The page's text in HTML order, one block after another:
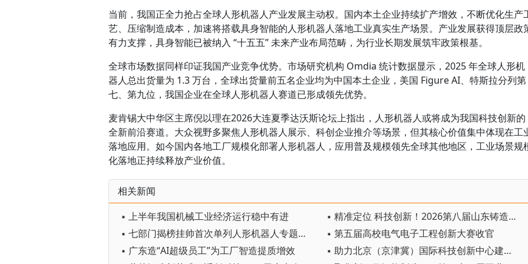
当前，我国正全力抢占全球人形机器人产业发展主动权。国内本土企业持续扩产增效，不断优化生产
艺、压缩制造成本，加速将搭载具身智能的人形机器人落地工业真实生产场景。产业发展获得顶层政
有力支撑，具身智能已被纳入 “十五五” 未来产业布局范畴，为行业长期发展筑牢政策根基。
全球市场数据同样印证我国产业竞争优势。市场研究机构 Omdia 统计数据显示，2025 年全球人形机
器人总出货量为 1.3 万台，全球出货量前五名企业均为中国本土企业，美国 Figure AI、特斯拉分列第
七、第九位，我国企业在全球人形机器人赛道已形成领先优势。
麦肯锡大中华区主席倪以理在2026大连夏季达沃斯论坛上指出，人形机器人或将成为我国科技创新的
全新前沿赛道。大众视野多聚焦人形机器人展示、科创企业推介等场景，但其核心价值集中体现在工
落地应用。如今国内各地工厂规模化部署人形机器人，应用普及规模领先全球其他地区，工业场景规
化落地正持续释放产业价值。
相关新闻
▪ 上半年我国机械工业经济运行稳中有进
▪ 精准定位 科技创新！2026第八届山东铸造工业展览会在青岛开幕
▪ 七部门揭榜挂帅首次单列人形机器人专题，启动新一轮国家级技术攻坚
▪ 第五届高校电气电子工程创新大赛收官
▪ 广东造“AI超级员工”为工厂智造提质增效
▪ 助力北京（京津冀）国际科技创新中心建设 京津冀成立机器人产业链联盟